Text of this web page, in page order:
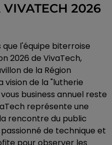
2026
l'équipe biterroise
2026 de VivaTech,
de la Région
de la "lutherie
business annuel reste
représente une
rencontre du public
de technique et